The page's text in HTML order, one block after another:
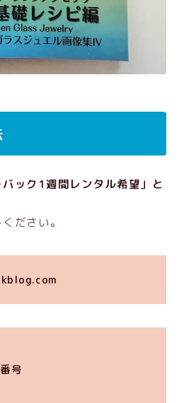
バック1週間レンタル希望」と
ださい。
号